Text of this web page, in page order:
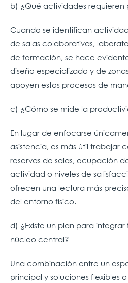
b) ¿Qué actividades requieren
Cuando se identifican
de salas colaborativas,
de formación, se hace
diseño especializado y de
apoyen estos procesos de
c) ¿Cómo se mide la
En lugar de enfocarse
asistencia, es más útil trabajar
reservas de salas, ocupación
actividad o niveles de
ofrecen una lectura más
del entorno físico.
d) ¿Existe un plan para
núcleo central?
Una combinación entre un
principal y soluciones flexibles